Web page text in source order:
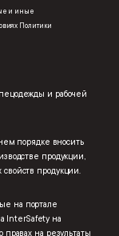
и иные
Политики
и рабочей
порядке вносить
продукции,
продукции.
на портале
InterSafety на
правах на результаты